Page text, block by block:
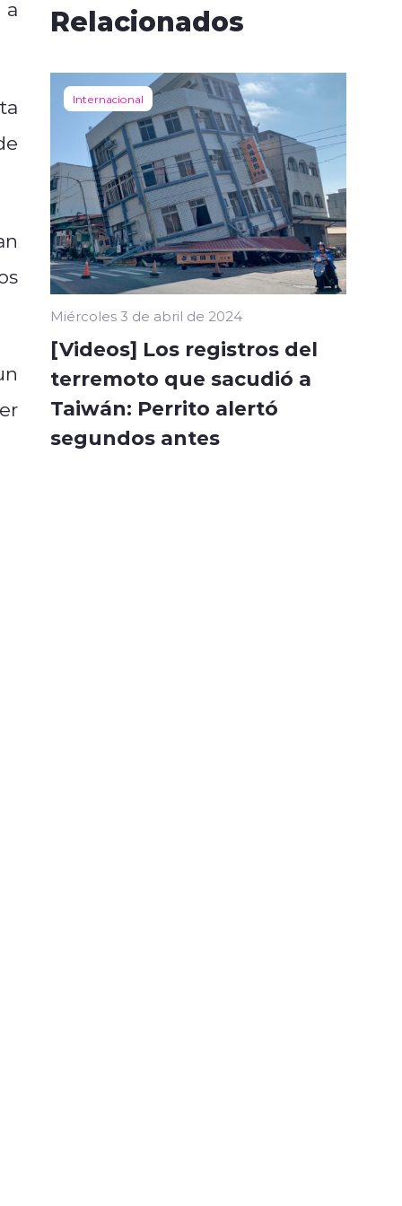
a Relacionados
Internacional
Miércoles 3 de abril de 2024
[Videos] Los registros del
terremoto que sacudió a
Taiwán: Perrito alertó
segundos antes